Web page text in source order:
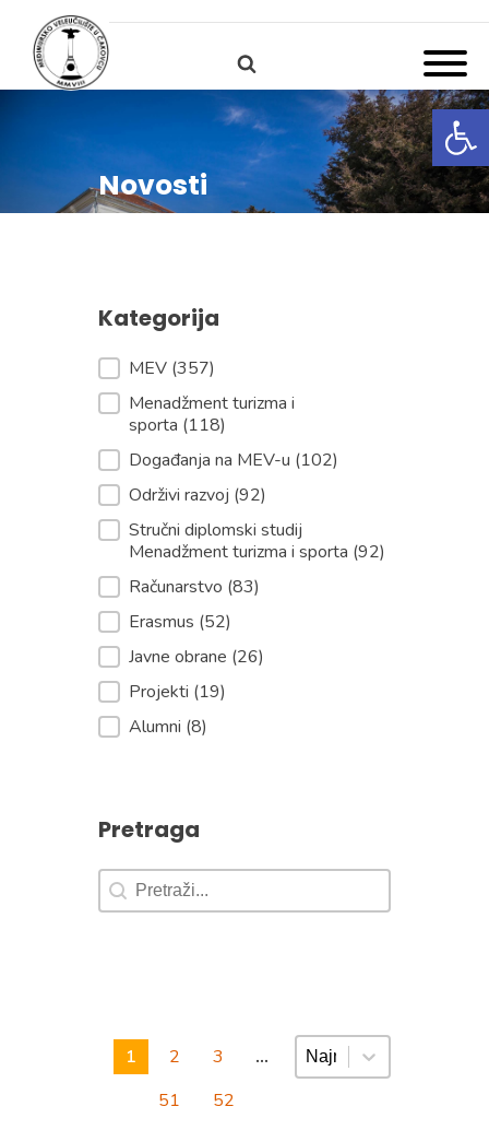
Novosti
Kategorija
Kategorija
MEV (357)
Menadžment turizma i
sporta (118)
Događanja na MEV-u (102)
Održivi razvoj (92)
Stručni diplomski studij
Menadžment turizma i sporta (92)
Računarstvo (83)
Erasmus (52)
Javne obrane (26)
Projekti (19)
Alumni (8)
Pretraga
Pretraga
Pretraga
1 2 3
…
51
52
Sortiranje